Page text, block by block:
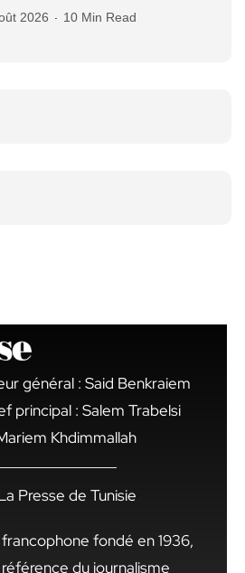
2026 10 Min Read
général : Said Benkraiem
principal : Salem Trabelsi
Khdimmallah
Presse de Tunisie
fondé en 1936,
du journalisme